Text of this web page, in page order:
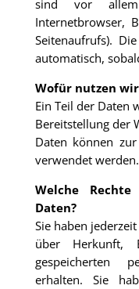
sind vor
Internetbrowser,
Seitenaufrufs).
automatisch,
Wofür nutzen
Ein Teil der Daten
Bereitstellung der
Daten können
verwendet werden.
Welche
Daten?
Sie haben
über Herkunft,
gespeicherten
erhalten. Sie